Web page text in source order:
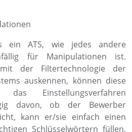
ein ATS, wie jedes andere
für Manipulationen ist.
der Filtertechnologie der
auskennen, können diese
Einstellungsverfahren
davon, ob der Bewerber
kann er/sie einfach einen
Schlüsselwörtern füllen,